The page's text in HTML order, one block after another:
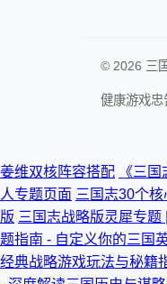
© 2026 三
健康游戏忠
姜维双核阵容搭配 《三
人专题页面 三国志30个
版 三国志战略版灵犀专
题指南 - 自定义你的三国
经典战略游戏玩法与秘籍